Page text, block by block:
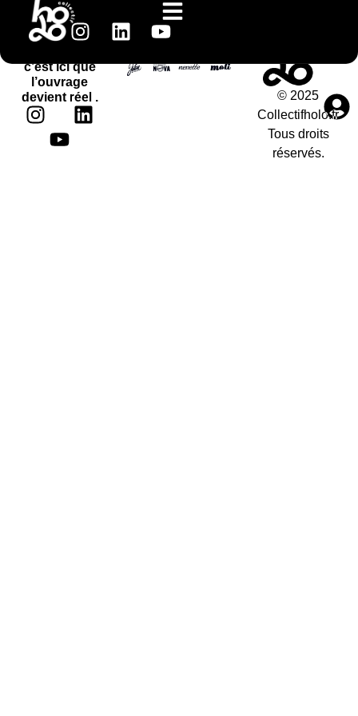
WORK IN
c’est ici que
l’ouvrage
devient réel .
ensemble.
© 2025
Collectifholo.fr
Tous droits
réservés.